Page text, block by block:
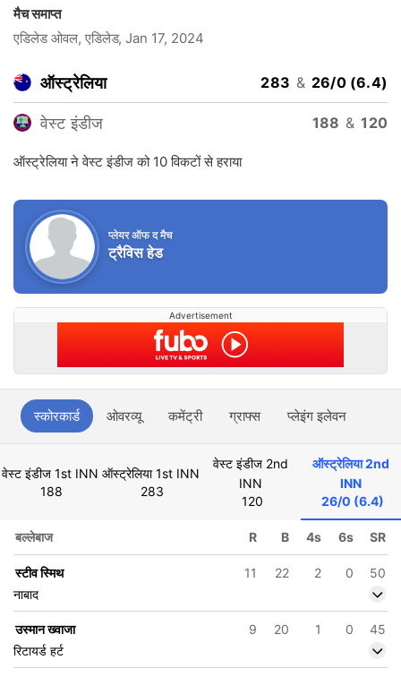
मैच समाप्त
एडिलेड ओवल, एडिलेड, Jan 17, 2024
ऑस्ट्रेलिया 283 & 26/0 (6.4)
वेस्ट इंडीज 188 & 120
ऑस्ट्रेलिया ने वेस्ट इंडीज को 10 विकटों से हराया
प्लेयर ऑफ द मैच
ट्रैविस हेड
Advertisement
स्कोरकार्ड ओवरव्यू कमेंट्री ग्राफ्स प्लेइंग इलेवन
वेस्ट इंडीज 1st INN
188
ऑस्ट्रेलिया 1st INN
283
वेस्ट इंडीज 2nd
INN
120
ऑस्ट्रेलिया 2nd
INN
26/0 (6.4)
बल्लेबाज R B 4s 6s SR
स्टीव स्मिथ 11 22 2 0
50
नाबाद
उस्मान ख्वाजा 9 20 1 0
45
रिटायर्ड हर्ट